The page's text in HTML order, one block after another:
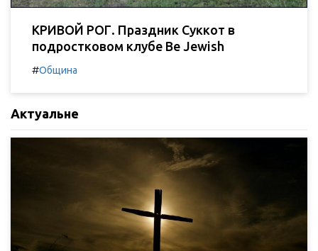
КРИВОЙ РОГ. Праздник Суккот в
подростковом клубе Be Jewish
#Община
Актуальне